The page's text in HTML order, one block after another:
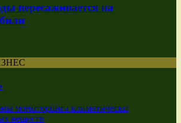
пересаживается на